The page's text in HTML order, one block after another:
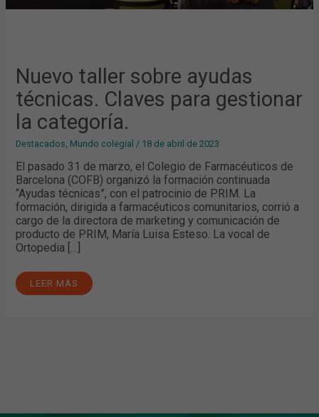
Nuevo taller sobre ayudas
técnicas. Claves para gestionar
la categoría.
Destacados, Mundo colegial / 18 de abril de 2023
El pasado 31 de marzo, el Colegio de Farmacéuticos de
Barcelona (COFB) organizó la formación continuada
“Ayudas técnicas”, con el patrocinio de PRIM. La
formación, dirigida a farmacéuticos comunitarios, corrió a
cargo de la directora de marketing y comunicación de
producto de PRIM, María Luisa Esteso. La vocal de
Ortopedia […]
LEER MÁS